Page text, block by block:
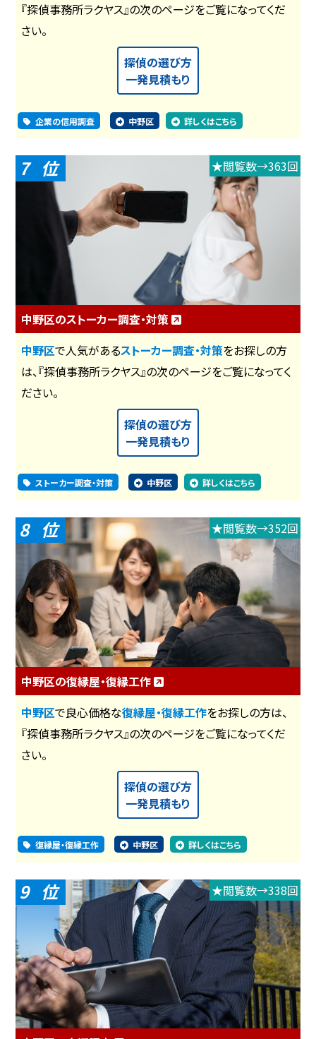
『探偵事務所ラクヤス』の次のページをご覧になってくだ
さい。
探偵の選び方
一発見積もり
企業の信用調査 中野区 詳しくはこちら
7 ★閲覧数→363回
中野区のストーカー調査・対策
中野区で人気があるストーカー調査・対策をお探しの方
は、『探偵事務所ラクヤス』の次のページをご覧になってく
ださい。
探偵の選び方
一発見積もり
ストーカー調査・対策 中野区 詳しくはこちら
8 ★閲覧数→352回
中野区の復縁屋・復縁工作
中野区で良心価格な復縁屋・復縁工作をお探しの方は、
『探偵事務所ラクヤス』の次のページをご覧になってくだ
さい。
探偵の選び方
一発見積もり
復縁屋・復縁工作 中野区 詳しくはこちら
9 ★閲覧数→338回